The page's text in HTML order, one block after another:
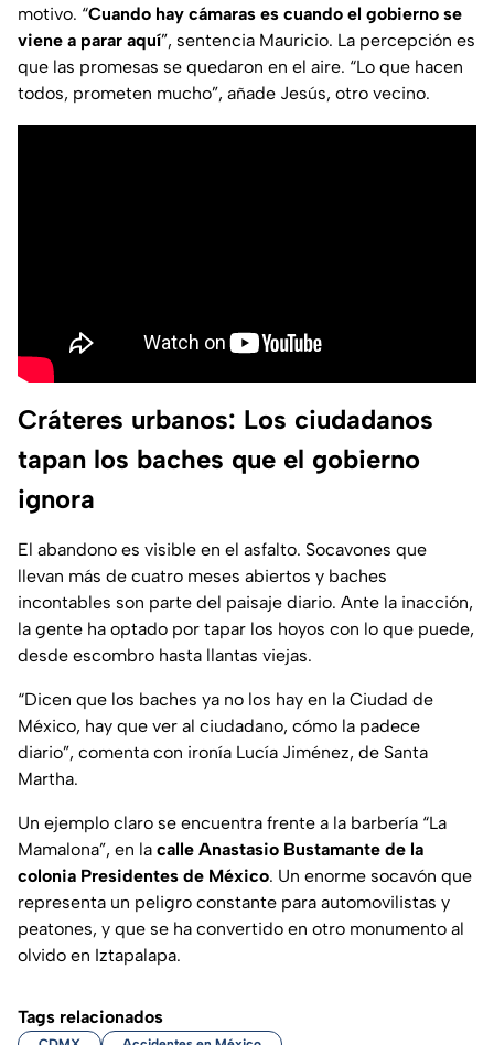
motivo. “Cuando hay cámaras es cuando el gobierno se
viene a parar aquí”, sentencia Mauricio. La percepción es
que las promesas se quedaron en el aire. “Lo que hacen
todos, prometen mucho”, añade Jesús, otro vecino.
Cráteres urbanos: Los ciudadanos
tapan los baches que el gobierno
ignora
El abandono es visible en el asfalto. Socavones que
llevan más de cuatro meses abiertos y baches
incontables son parte del paisaje diario. Ante la inacción,
la gente ha optado por tapar los hoyos con lo que puede,
desde escombro hasta llantas viejas.
“Dicen que los baches ya no los hay en la Ciudad de
México, hay que ver al ciudadano, cómo la padece
diario”, comenta con ironía Lucía Jiménez, de Santa
Martha.
Un ejemplo claro se encuentra frente a la barbería “La
Mamalona”, en la calle Anastasio Bustamante de la
colonia Presidentes de México. Un enorme socavón que
representa un peligro constante para automovilistas y
peatones, y que se ha convertido en otro monumento al
olvido en Iztapalapa.
Tags relacionados